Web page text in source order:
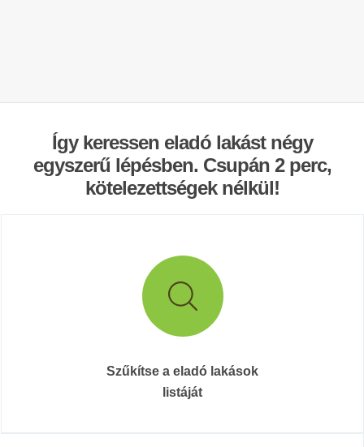
Így keressen eladó lakást négy
egyszerű lépésben. Csupán 2 perc,
kötelezettségek nélkül!
Szűkítse a eladó lakások
listáját